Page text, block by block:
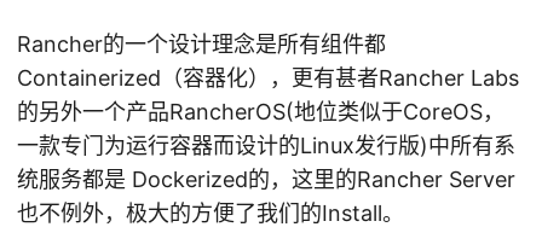
Rancher的一个设计理念是所有组件都
Containerized（容器化），更有甚者Rancher Labs
的另外一个产品RancherOS(地位类似于CoreOS，
一款专门为运行容器而设计的Linux发行版)中所有系
统服务都是 Dockerized的，这里的Rancher Server
也不例外，极大的方便了我们的Install。